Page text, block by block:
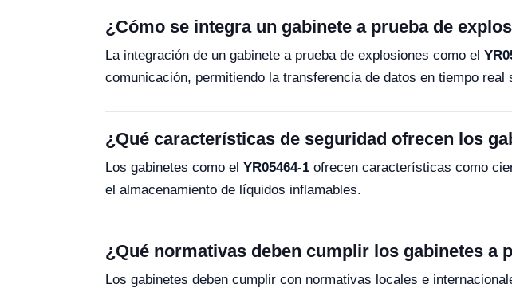
¿Cómo se integra un gabinete a prueba de
La integración de un gabinete a prueba de explosiones como el
comunicación, permitiendo la transferencia de datos en tiempo real
¿Qué características de seguridad ofrecen los
Los gabinetes como el YR05464-1 ofrecen características como
el almacenamiento de líquidos inflamables.
¿Qué normativas deben cumplir los gabinetes a
Los gabinetes deben cumplir con normativas locales e